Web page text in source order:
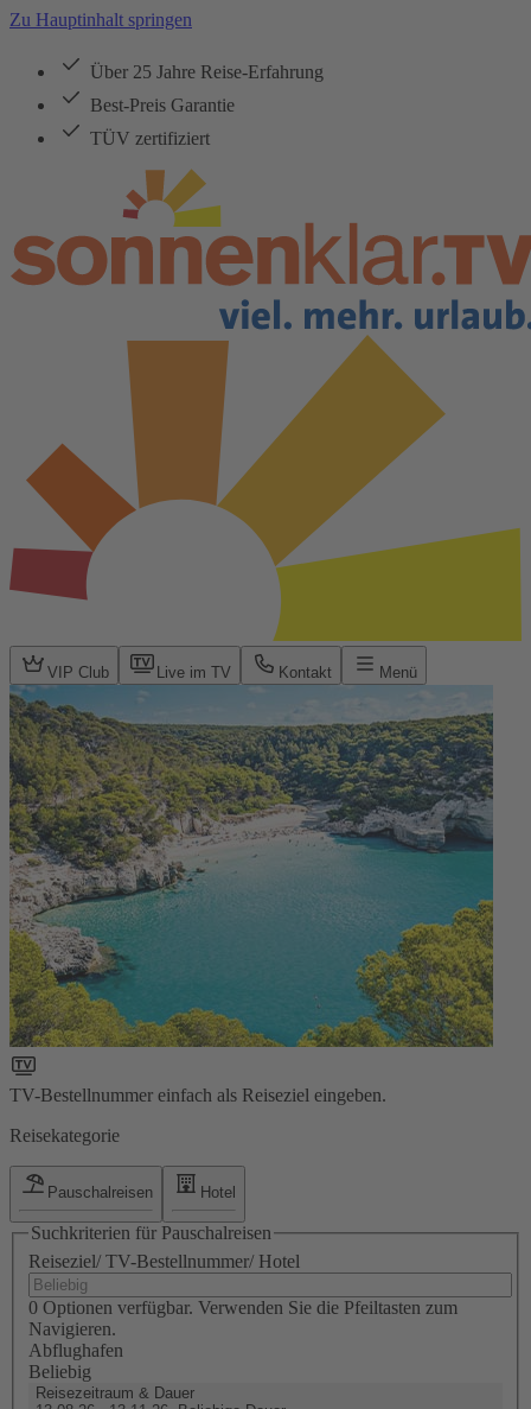
Zu Hauptinhalt springen
Über 25 Jahre Reise-Erfahrung
Best-Preis Garantie
TÜV zertifiziert
VIP Club Live im TV Kontakt Menü
TV-Bestellnummer einfach als Reiseziel eingeben.
Reisekategorie
Pauschalreisen Hotel
Suchkriterien für Pauschalreisen
Reiseziel/ TV-Bestellnummer/ Hotel
0 Optionen verfügbar. Verwenden Sie die Pfeiltasten zum
Navigieren.
Abflughafen
Beliebig
Reisezeitraum & Dauer